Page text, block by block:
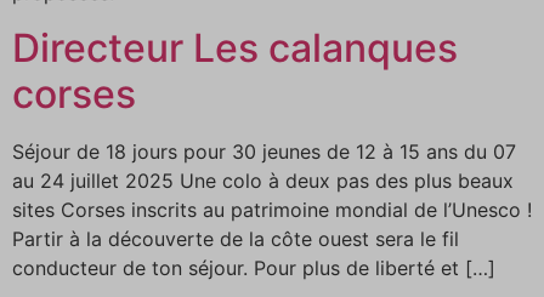
Directeur Les calanques
corses
Séjour de 18 jours pour 30 jeunes de 12 à 15 ans du 07
au 24 juillet 2025 Une colo à deux pas des plus beaux
sites Corses inscrits au patrimoine mondial de l’Unesco !
Partir à la découverte de la côte ouest sera le fil
conducteur de ton séjour. Pour plus de liberté et […]